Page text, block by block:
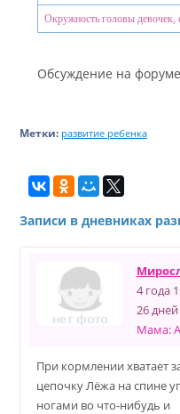
Окружность головы девочек,
Обсуждение на форуме
Метки: развитие ребенка
Записи в дневниках
4 года
26 дней
Мама:
При кормлении хватает
цепочку Лёжа на спине
ногами во что-нибудь и